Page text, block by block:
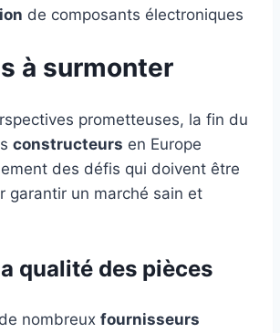
de composants électroniques
à surmonter
prometteuses, la fin du
constructeurs en Europe
des défis qui doivent être
garantir un marché sain et
qualité des pièces
nombreux fournisseurs